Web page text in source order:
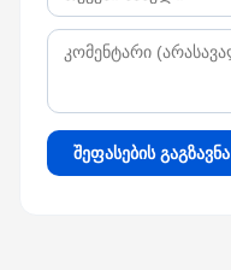
შეფასების გაგზავნა